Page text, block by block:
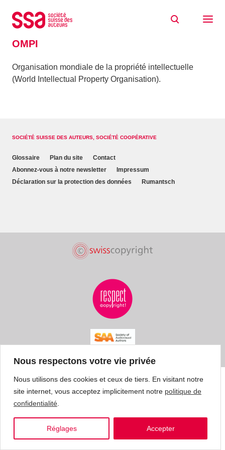
Nous respectons votre vie privée
Nous utilisons des cookies et ceux de tiers. En visitant notre
site internet, vous acceptez implicitement notre politique de
confidentialité
Réglages Accepter
OMPI
Organisation mondiale de la propriété intellectuelle
(World Intellectual Property Organisation).
SOCIÉTÉ SUISSE DES AUTEURS, SOCIÉTÉ COOPÉRATIVE
Glossaire Plan du site
Contact
Abonnez-vous à notre newsletter
Impressum
Déclaration sur la protection des données
Rumantsch